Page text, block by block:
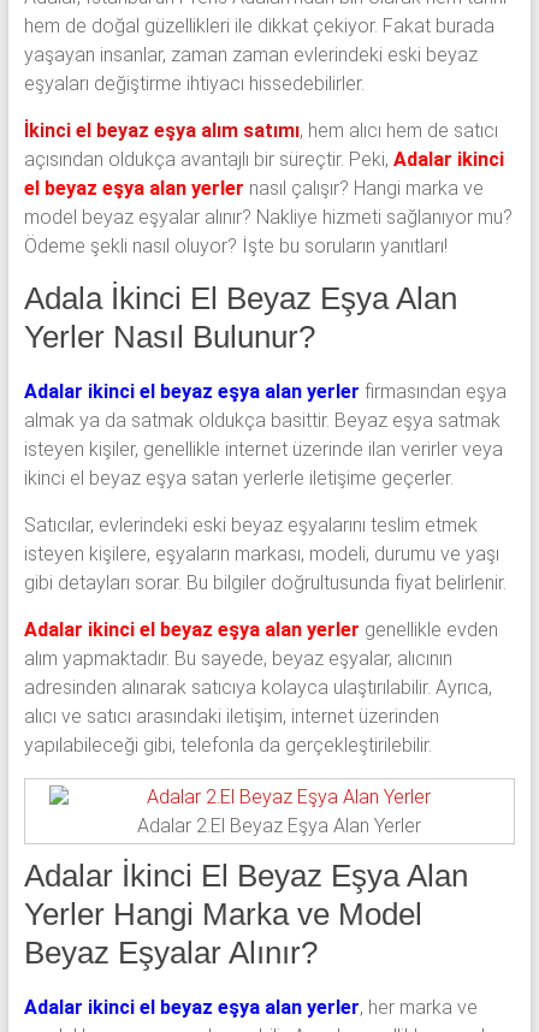
hem de doğal güzellikleri ile dikkat çekiyor. Fakat burada
yaşayan insanlar, zaman zaman evlerindeki eski beyaz
eşyaları değiştirme ihtiyacı hissedebilirler.
İkinci el beyaz eşya alım satımı, hem alıcı hem de satıcı
açısından oldukça avantajlı bir süreçtir. Peki, Adalar ikinci
el beyaz eşya alan yerler nasıl çalışır? Hangi marka ve
model beyaz eşyalar alınır? Nakliye hizmeti sağlanıyor mu?
Ödeme şekli nasıl oluyor? İşte bu soruların yanıtları!
Adala İkinci El Beyaz Eşya Alan
Yerler Nasıl Bulunur?
Adalar ikinci el beyaz eşya alan yerler firmasından eşya
almak ya da satmak oldukça basittir. Beyaz eşya satmak
isteyen kişiler, genellikle internet üzerinde ilan verirler veya
ikinci el beyaz eşya satan yerlerle iletişime geçerler.
Satıcılar, evlerindeki eski beyaz eşyalarını teslim etmek
isteyen kişilere, eşyaların markası, modeli, durumu ve yaşı
gibi detayları sorar. Bu bilgiler doğrultusunda fiyat belirlenir.
Adalar ikinci el beyaz eşya alan yerler genellikle evden
alım yapmaktadır. Bu sayede, beyaz eşyalar, alıcının
adresinden alınarak satıcıya kolayca ulaştırılabilir. Ayrıca,
alıcı ve satıcı arasındaki iletişim, internet üzerinden
yapılabileceği gibi, telefonla da gerçekleştirilebilir.
Adalar 2.El Beyaz Eşya Alan Yerler
Adalar İkinci El Beyaz Eşya Alan
Yerler Hangi Marka ve Model
Beyaz Eşyalar Alınır?
Adalar ikinci el beyaz eşya alan yerler, her marka ve